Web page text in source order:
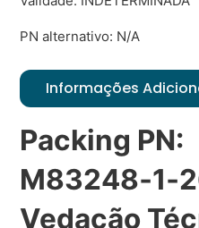
PN alternativo: N/A
Informações
Packing PN:
Vedação